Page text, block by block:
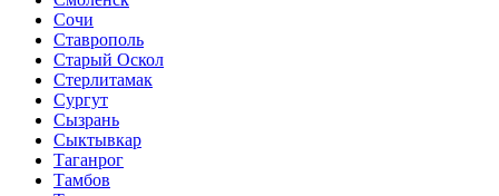
Сочи
Ставрополь
Старый Оскол
Стерлитамак
Сургут
Сызрань
Сыктывкар
Таганрог
Тамбов